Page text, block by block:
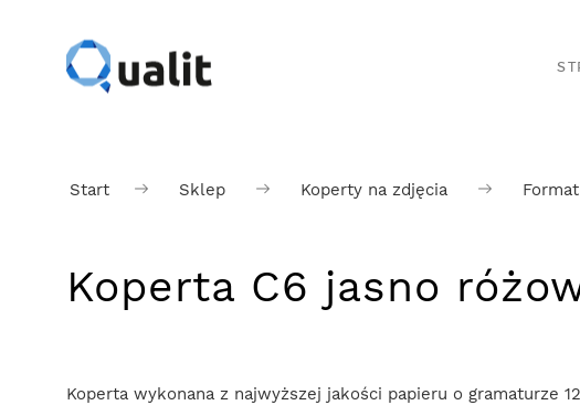
Start Sklep Koperty na zdjęcia
Koperta C6 jasno
Koperta wykonana z najwyższej jakości papieru o gramaturze